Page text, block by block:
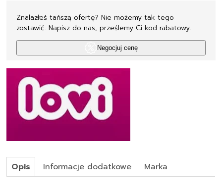
Znalazłeś tańszą ofertę? Nie możemy tak tego
zostawić. Napisz do nas, prześlemy Ci kod rabatowy.
Negocjuj cenę
Opis Informacje dodatkowe Marka